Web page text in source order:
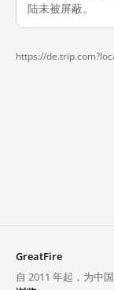
陆未被屏蔽。
https://
GreatFire
自 2011 年起，为中